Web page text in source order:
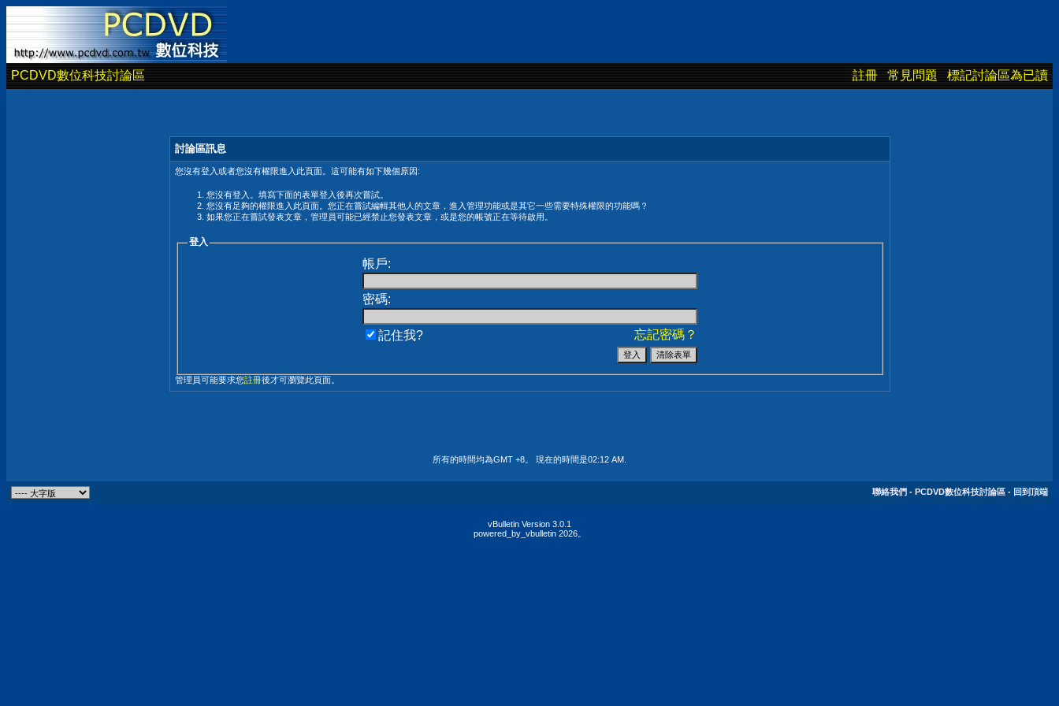
PCDVD數位科技討論區 註冊 常見問題 標記討論區為已讀
討論區訊息
您沒有登入或者您沒有權限進入此頁面。這可能有如下幾個原因:
您沒有登入。填寫下面的表單登入後再次嘗試。
您沒有足夠的權限進入此頁面。您正在嘗試編輯其他人的文章，進入管理功能或是其它一些需要特殊權限的功能嗎？
如果您正在嘗試發表文章，管理員可能已經禁止您發表文章，或是您的帳號正在等待啟用。
登入
帳戶:
密碼:
忘記密碼？
記住我?
管理員可能要求您註冊後才可瀏覽此頁面。
所有的時間均為GMT +8。 現在的時間是02:12 AM
聯絡我們 - PCDVD數位科技討論區 - 回到頂端
vBulletin Version 3.0.1
powered_by_vbulletin 2026。